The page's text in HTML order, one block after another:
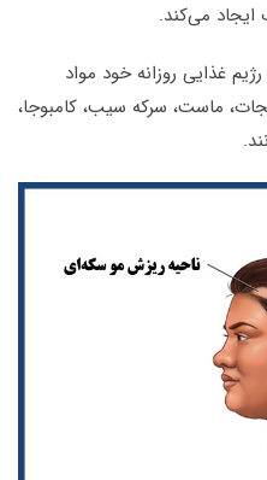
می‌کند.
غذایی روزانه خود مواد
ماست، سرکه سیب، کامبوجا،